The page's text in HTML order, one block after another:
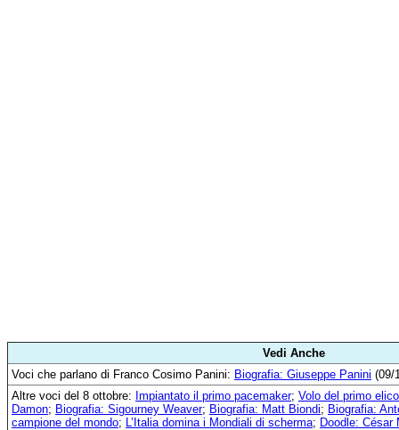
Vedi Anche
Voci che parlano di Franco Cosimo Panini: Biografia: Giuseppe Panini (09/
Altre voci del 8 ottobre: Impiantato il primo pacemaker; Volo del primo
Damon; Biografia: Sigourney Weaver; Biografia: Matt Biondi; Biografia:
campione del mondo; L’Italia domina i Mondiali di scherma; Doodle: César